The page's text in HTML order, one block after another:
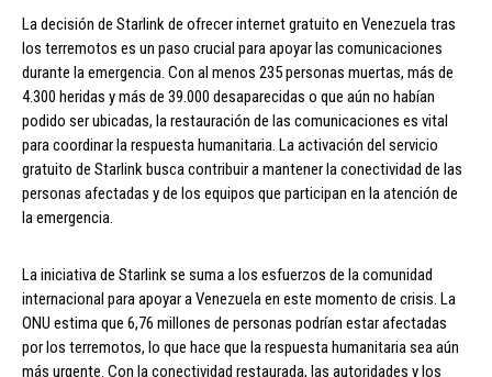
La decisión de Starlink de ofrecer internet gratuito en Venezuela tras
los terremotos es un paso crucial para apoyar las comunicaciones
durante la emergencia. Con al menos 235 personas muertas, más de
4.300 heridas y más de 39.000 desaparecidas o que aún no habían
podido ser ubicadas, la restauración de las comunicaciones es vital
para coordinar la respuesta humanitaria. La activación del servicio
gratuito de Starlink busca contribuir a mantener la conectividad de las
personas afectadas y de los equipos que participan en la atención de
la emergencia.
La iniciativa de Starlink se suma a los esfuerzos de la comunidad
internacional para apoyar a Venezuela en este momento de crisis. La
ONU estima que 6,76 millones de personas podrían estar afectadas
por los terremotos, lo que hace que la respuesta humanitaria sea aún
más urgente. Con la conectividad restaurada, las autoridades y los